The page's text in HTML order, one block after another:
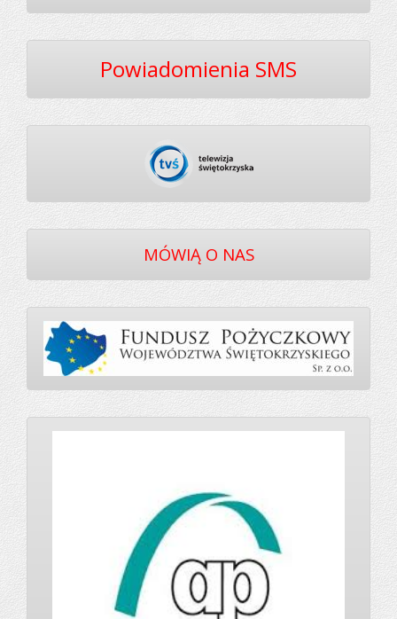
Powiadomienia SMS
MÓWIĄ O NAS